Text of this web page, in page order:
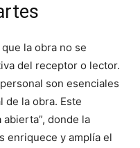
la obra no se
del receptor o lector.
son esenciales
de la obra. Este
donde la
enriquece y amplía el